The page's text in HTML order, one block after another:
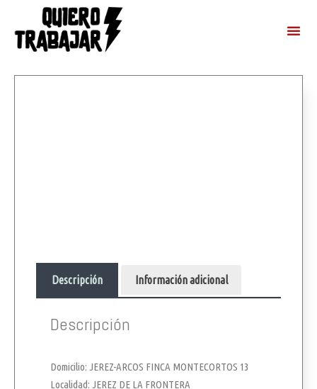
Descripción Información adicional
Descripción
Domicilio: JEREZ-ARCOS FINCA MONTECORTOS 13
Localidad: JEREZ DE LA FRONTERA